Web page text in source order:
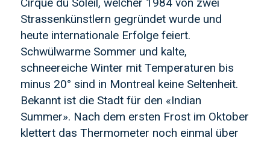
Cirque du Soleil, welcher 1984 von zwei
Strassenkünstlern gegründet wurde und
heute internationale Erfolge feiert.
Schwülwarme Sommer und kalte,
schneereiche Winter mit Temperaturen bis
minus 20° sind in Montreal keine Seltenheit.
Bekannt ist die Stadt für den «Indian
Summer». Nach dem ersten Frost im Oktober
klettert das Thermometer noch einmal über